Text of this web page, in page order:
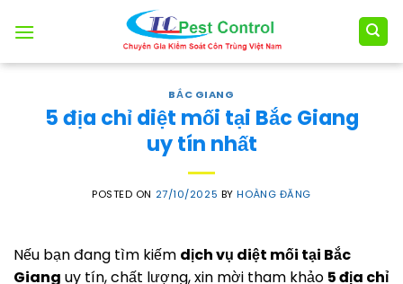
BẮC GIANG
5 địa chỉ diệt mối tại Bắc Giang
uy tín nhất
POSTED ON 27/10/2025 BYHOÀNG ĐĂNG
Nếu bạn đang tìm kiếm dịch vụ diệt mối tại Bắc
Giang uy tín, chất lượng, xin mời tham khảo 5 địa chỉ